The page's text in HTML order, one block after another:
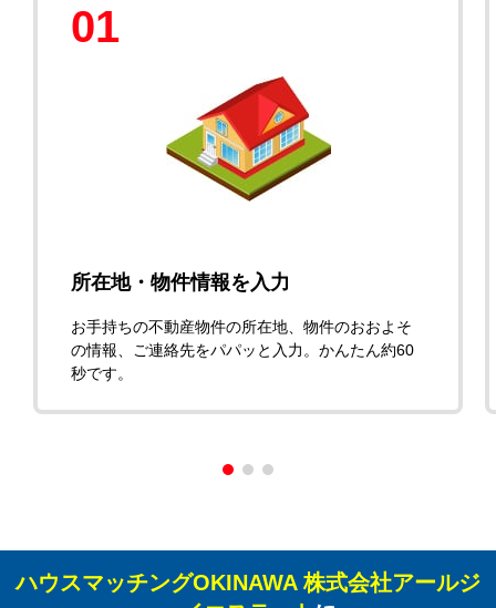
01
所在地・物件情報を入力
お手持ちの不動産物件の所在地、物件のおおよそ
の情報、ご連絡先をパパッと入力。かんたん約60
秒です。
ハウスマッチングOKINAWA 株式会社アールジ